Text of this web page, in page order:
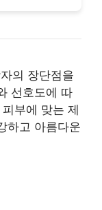
의 장단점을
선호도에 따
부에 맞는 제
하고 아름다운